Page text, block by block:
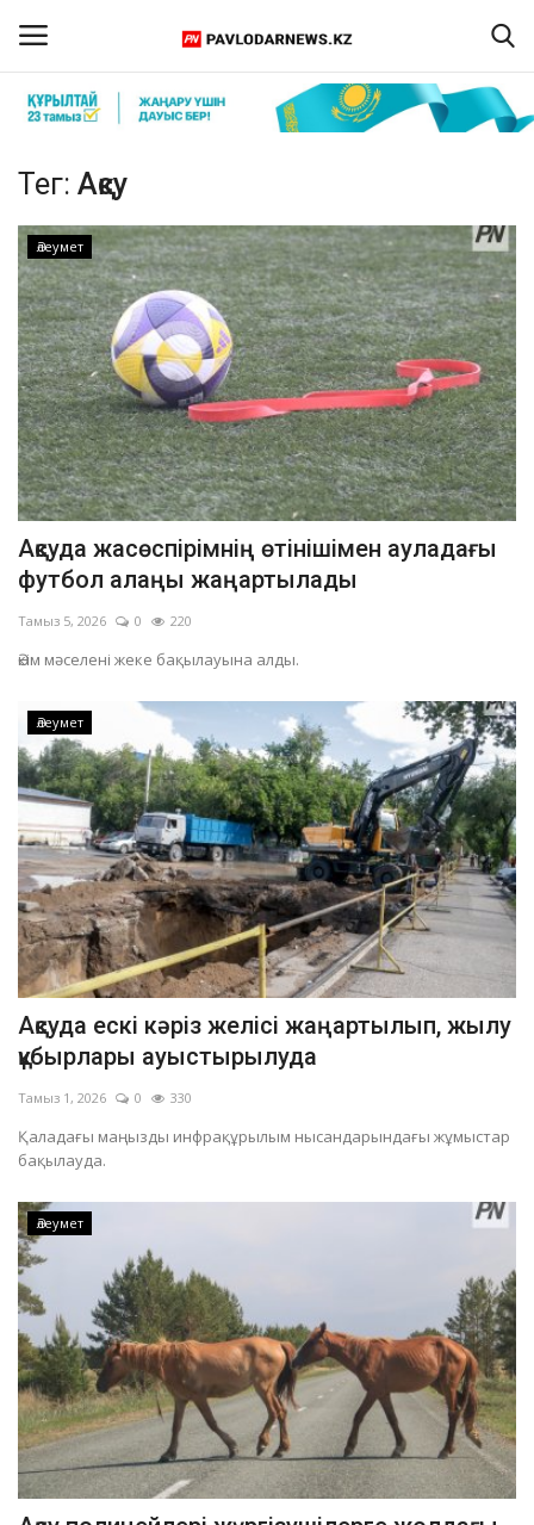
Тіркелу
Бізбен байланыс
ПАВЛОДАР ОБЛЫСЫ
ҚАЗАҚСТАН
ӘЛЕМ
Спорт
ОЙЫН-САУЫҚ
Құрылтай
Тілді тандаңыз
Қазақша Русский
Тег: Ақсу
Әлеумет
Ақсуда жасөспірімнің өтінішімен ауладағы
футбол алаңы жаңартылады
Тамыз 5, 2026 0 220
Әкім мәселені жеке бақылауына алды.
Әлеумет
Ақсуда ескі кәріз желісі жаңартылып, жылу
құбырлары ауыстырылуда
Тамыз 1, 2026 0 330
Қаладағы маңызды инфрақұрылым нысандарындағы жұмыстар
бақылауда.
Әлеумет